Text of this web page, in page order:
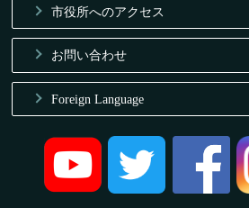
市役所へのアクセス
お問い合わせ
Foreign Language